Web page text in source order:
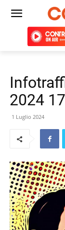
2024
1 Luglio 2024